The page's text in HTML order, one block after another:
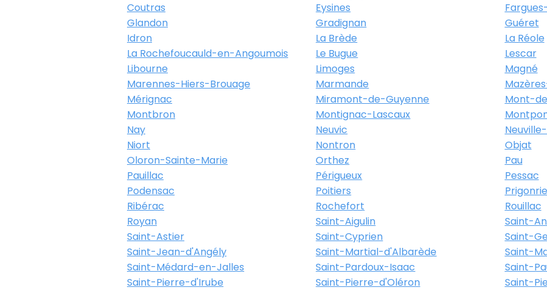
Coutras
Eysines
Glandon
Gradignan
Guéret
Idron
La Brède
La Réole
La Rochefoucauld-en-Angoumois
Le Bugue
Lescar
Libourne
Limoges
Magné
Marennes-Hiers-Brouage
Marmande
Mérignac
Miramont-de-Guyenne
Mont-
Montbron
Montignac-Lascaux
Nay
Neuvic
Niort
Nontron
Objat
Oloron-Sainte-Marie
Orthez
Pau
Pauillac
Périgueux
Pessac
Podensac
Poitiers
Ribérac
Rochefort
Rouillac
Royan
Saint-Aigulin
Saint-
Saint-Astier
Saint-Cyprien
Saint-
Saint-Jean-d'Angély
Saint-Martial-d'Albarède
Saint-
Saint-Médard-en-Jalles
Saint-Pardoux-Isaac
Saint-
Saint-Pierre-d'Irube
Saint-Pierre-d'Oléron
Saint-